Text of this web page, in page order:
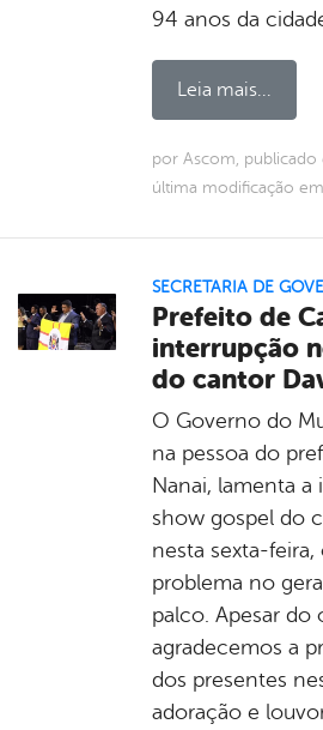
94 anos da
Leia mais...
por Ascom,
última modificação
SECRETARIA DE
Prefeito de
interrupção
do cantor
O Governo do
na pessoa do
Nanai, lamenta
show gospel do
nesta sexta-
problema no
palco. Apesar do
agradecemos a
dos presentes
adoração e